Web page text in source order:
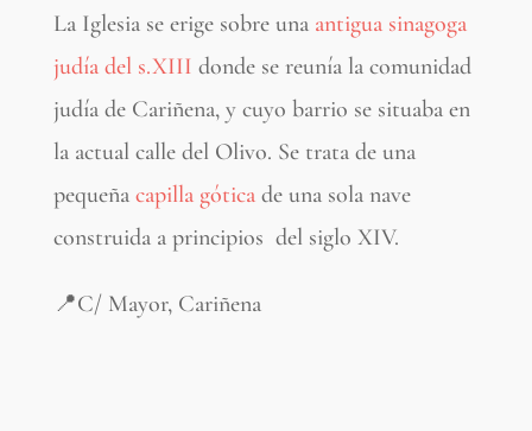
La Iglesia se erige sobre una antigua sinagoga
judía del s.XIII donde se reunía la comunidad
judía de Cariñena, y cuyo barrio se situaba en
la actual calle del Olivo. Se trata de una
pequeña capilla góticade una sola nave
construida a principios del siglo XIV.
📍C/ Mayor, Cariñena